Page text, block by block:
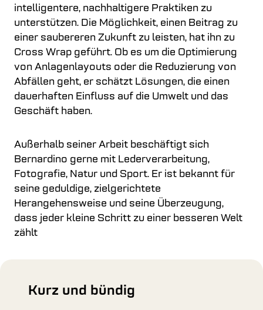
intelligentere, nachhaltigere Praktiken zu
unterstützen. Die Möglichkeit, einen Beitrag zu
einer saubereren Zukunft zu leisten, hat ihn zu
Cross Wrap geführt. Ob es um die Optimierung
von Anlagenlayouts oder die Reduzierung von
Abfällen geht, er schätzt Lösungen, die einen
dauerhaften Einfluss auf die Umwelt und das
Geschäft haben.
Außerhalb seiner Arbeit beschäftigt sich
Bernardino gerne mit Lederverarbeitung,
Fotografie, Natur und Sport. Er ist bekannt für
seine geduldige, zielgerichtete
Herangehensweise und seine Überzeugung,
dass jeder kleine Schritt zu einer besseren Welt
zählt
Kurz und bündig